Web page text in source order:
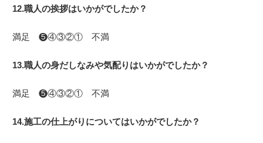
12.職人の挨拶はいかがでしたか？
満足 ❺④③②① 不満
13.職人の身だしなみや気配りはいかがでしたか？
満足 ❺④③②① 不満
14.施工の仕上がりについてはいかがでしたか？